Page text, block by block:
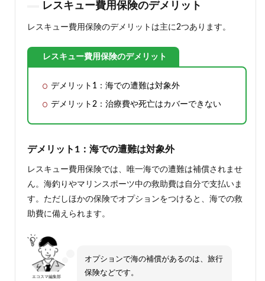
レスキュー費用保険のデメリット
レスキュー費用保険のデメリットは主に2つあります。
レスキュー費用保険のデメリット
デメリット1：海での遭難は対象外
デメリット2：治療費や死亡はカバーできない
デメリット1：海での遭難は対象外
レスキュー費用保険では、唯一海での遭難は補償されませ
ん。海釣りやマリンスポーツ中の救助費は自分で支払いま
す。ただしほかの保険でオプションをつけると、海での救
助費に備えられます。
エコスマ編集部
オプションで海の補償があるのは、旅行
保険などです。